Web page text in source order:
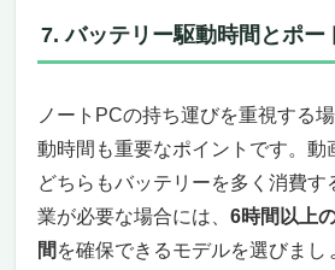
び方
②CPUはCore i7／Ryzen 7以
理想
③メモリは32GBが安全圏
④SSDは1TB以上のNVMe
⑤冷却性能・ディスプレイ品
7. バッテリー駆動時間とポー
ノートPCの持ち運びを重視する
動時間も重要なポイントです。動
どちらもバッテリーを多く消費す
業が必要な場合には、 6時間以上
間 を確保できるモデルを選びまし